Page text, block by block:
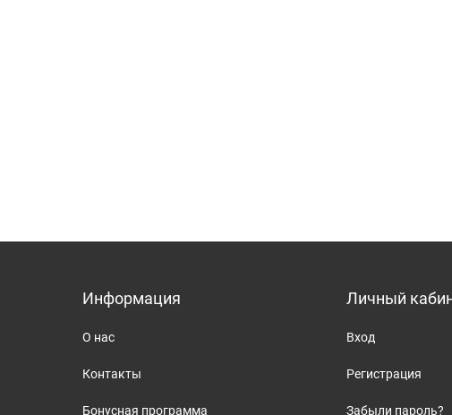
Информация
О нас
Контакты
Бонусная программа
Личный
Вход
Регистрация
Забыли пароль?